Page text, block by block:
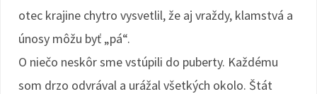
otec krajine chytro vysvetlil, že aj vraždy, klamstvá a
únosy môžu byť „pá“.
O niečo neskôr sme vstúpili do puberty. Každému
som drzo odvrával a urážal všetkých okolo. Štát